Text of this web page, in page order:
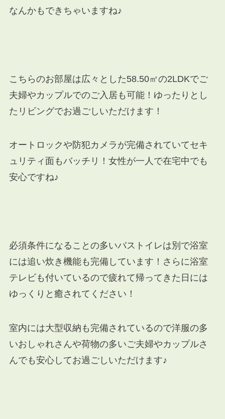
なんかもできちゃいますね♪
こちらのお部屋は広々とした58.50㎡の2LDKでご
夫婦やカップルでのご入居も可能！ゆったりとし
たリビングでお過ごしいただけます！
オートロックや防犯カメラが完備されていてセキ
ュリティ面もバッチリ！女性が一人で在宅中でも
安心ですね♪
必須条件になることの多いバストイレは別で浴室
には追い炊き機能も完備しています！さらに浴室
テレビも付いているので疲れて帰ってきた日には
ゆっくりと癒されてください！
室内には大型収納も完備されているので洋服の多
いおしゃれさんや荷物の多いご夫婦やカップルさ
んでも安心してお過ごしいただけます♪